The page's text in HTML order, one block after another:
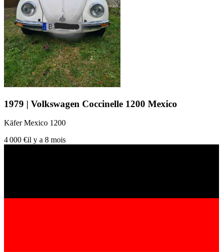
1979 | Volkswagen Coccinelle 1200 Mexico
Käfer Mexico 1200
4 000 €il y a 8 mois